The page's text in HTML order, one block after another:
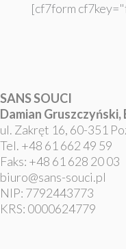
[cf7form
SANS SOUCI
Damian Gruszczyński,
ul. Zakręt 16, 60-351
Tel. +48 61 662 49 59
Faks: +48 61 628 20 03
biuro@sans-souci.pl
NIP: 7792443773
KRS: 0000624779